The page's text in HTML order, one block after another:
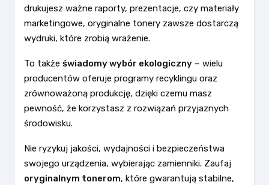
drukujesz ważne raporty, prezentacje, czy materiały
marketingowe, oryginalne tonery zawsze dostarczą
wydruki, które zrobią wrażenie.
To także świadomy wybór ekologiczny – wielu
producentów oferuje programy recyklingu oraz
zrównoważoną produkcję, dzięki czemu masz
pewność, że korzystasz z rozwiązań przyjaznych
środowisku.
Nie ryzykuj jakości, wydajności i bezpieczeństwa
swojego urządzenia, wybierając zamienniki. Zaufaj
oryginalnym tonerom, które gwarantują stabilne,